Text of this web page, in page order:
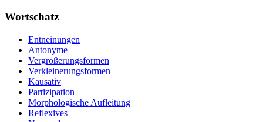
Wortschatz
Entneinungen
Antonyme
Vergrößerungsformen
Verkleinerungsformen
Kausativ
Partizipation
Morphologische Aufleitung
Reflexives